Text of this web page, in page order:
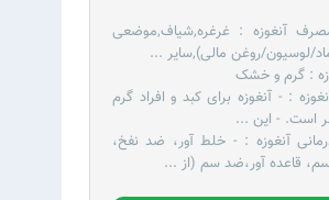
آنغوزه : غرغره,شیاف,موضعی
لوسیون/روغن مالی),سایر ...
:گرم و خشک
: - آنغوزه برای کبد و افراد گرم
است. - این ...
آنغوزه : - خلط آور، ضد نفخ،
قاعده آور،ضد سم (از ...